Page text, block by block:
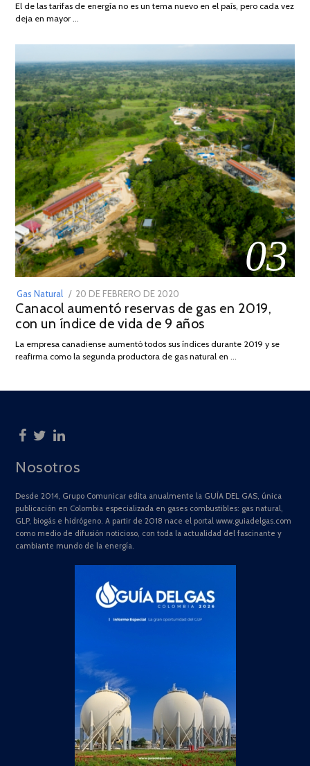
DE
El de las tarifas de energía no es un tema nuevo en el país, pero cada vez
deja en mayor …
03
Gas Natural
POSTED
ON
20 DE FEBRERO DE 2020
DE
JULIO
2025
Canacol aumentó reservas de gas en 2019,
con un índice de vida de 9 años
La empresa canadiense aumentó todos sus índices durante 2019 y se
reafirma como la segunda productora de gas natural en …
Nosotros
Desde 2014, Grupo Comunicar edita anualmente la GUÍA DEL GAS, única
publicación en Colombia especializada en gases combustibles: gas natural,
GLP, biogás e hidrógeno. A partir de 2018 nace el portal www.guiadelgas.com
como medio de difusión noticioso, con toda la actualidad del fascinante y
cambiante mundo de la energía.